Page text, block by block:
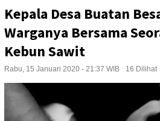
Kepala Desa Buatan
Warganya Bersama
Kebun Sawit
Rabu, 15 Januari 2020 - 21:37 WIB 16 Dilihat